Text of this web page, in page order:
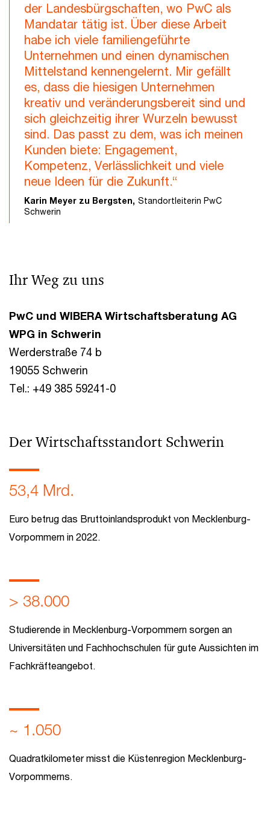
der Landesbürgschaften, wo PwC als
Mandatar tätig ist. Über diese Arbeit
habe ich viele familiengeführte
Unternehmen und einen dynamischen
Mittelstand kennengelernt. Mir gefällt
es, dass die hiesigen Unternehmen
kreativ und veränderungsbereit sind und
sich gleichzeitig ihrer Wurzeln bewusst
sind. Das passt zu dem, was ich meinen
Kunden biete: Engagement,
Kompetenz, Verlässlichkeit und viele
neue Ideen für die Zukunft.“
Karin Meyer zu Bergsten, Standortleiterin PwC
Schwerin
Ihr Weg zu uns
PwC und WIBERA Wirtschaftsberatung AG
WPG in Schwerin
Werderstraße 74 b
19055 Schwerin
Tel.: +49 385 59241-0
Der Wirtschaftsstandort Schwerin
53,4 Mrd.
Euro betrug das Bruttoinlandsprodukt von Mecklenburg-
Vorpommern in 2022.
> 38.000
Studierende in Mecklenburg-Vorpommern sorgen an
Universitäten und Fachhochschulen für gute Aussichten im
Fachkräfteangebot.
~ 1.050
Quadratkilometer misst die Küstenregion Mecklenburg-
Vorpommerns.